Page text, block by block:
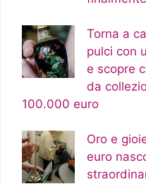
Torna a
pulci con
e scopre
da
100.000 euro
Oro e
euro